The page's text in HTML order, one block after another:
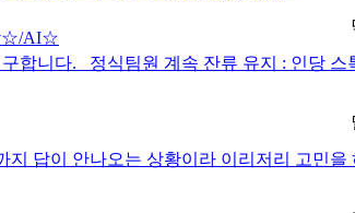
☆/AI☆
합니다. 정식팀원 계속 잔류 유지 : 인당
답이 안나오는 상황이라 이리저리 고민